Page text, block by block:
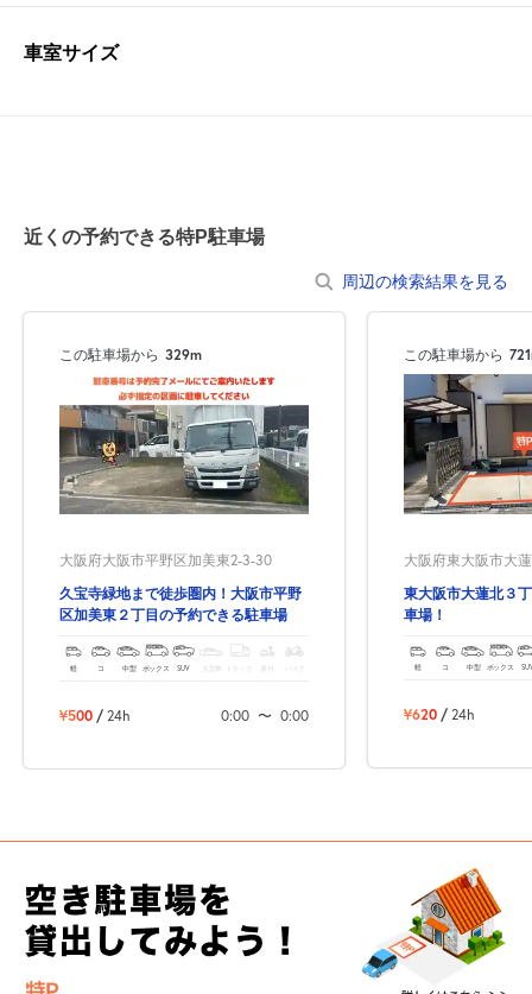
車室サイズ
近くの予約できる特P駐車場
周辺の検索結果を見る
この駐車場から 329m
大阪府大阪市平野区加美東2-3-30
久宝寺緑地まで徒歩圏内！大阪市平野
区加美東２丁目の予約できる駐車場
軽 コ 中型 ボックス SUV 大型車 トラック バイク
¥500 / 24h 0:00 〜 0:00
この駐車場から
大阪府東大阪市大
東大阪市大蓮北３
車場！
軽 コ 中型 ボックス
¥620 / 24h